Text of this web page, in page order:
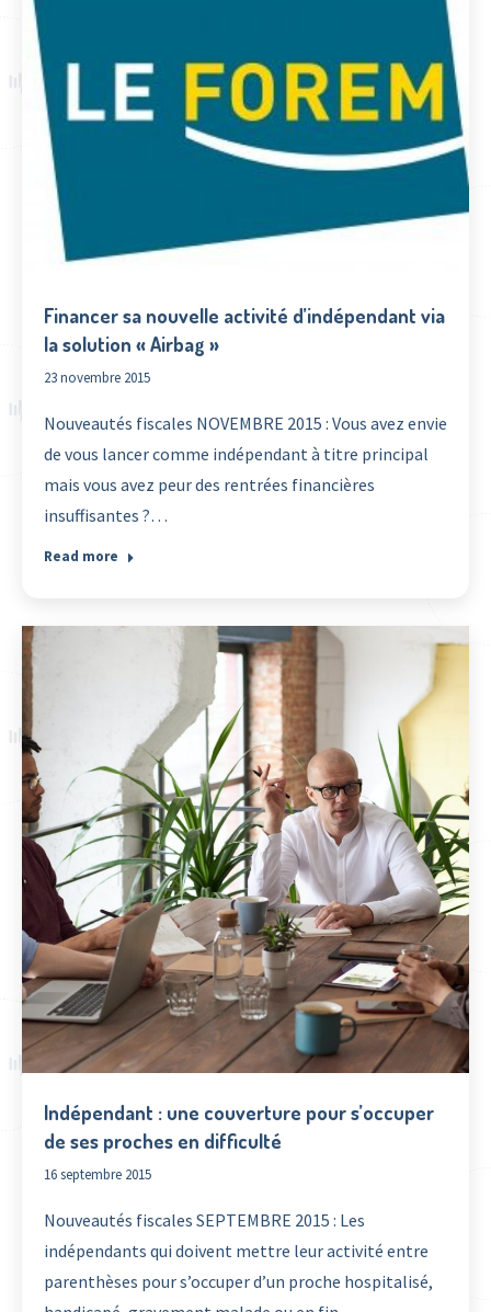
Financer sa nouvelle activité d’indépendant via
la solution « Airbag »
23 novembre 2015
Nouveautés fiscales NOVEMBRE 2015 : Vous avez envie
de vous lancer comme indépendant à titre principal
mais vous avez peur des rentrées financières
insuffisantes ?…
Read more
Indépendant : une couverture pour s’occuper
de ses proches en difficulté
16 septembre 2015
Nouveautés fiscales SEPTEMBRE 2015 : Les
indépendants qui doivent mettre leur activité entre
parenthèses pour s’occuper d’un proche hospitalisé,